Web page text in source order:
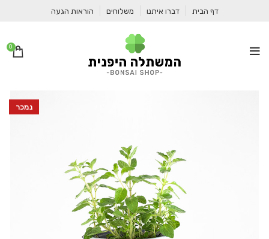
דף הבית דברו איתנו משלוחים הוראות הגעה
0
נמכר